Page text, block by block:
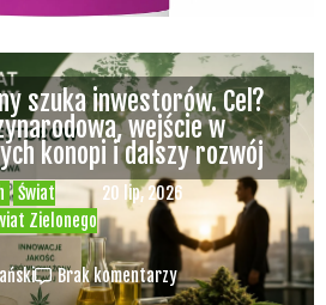
Świat
Zielonego
20 lip, 2026
szuka inwestorów. Cel?
wejście w
konopi i dalszy rozwój
Brak komentarzy